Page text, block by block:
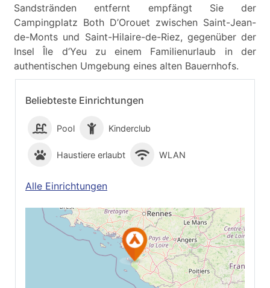
Beliebteste Einrichtungen
Pool Kinderclub
Haustiere erlaubt WLAN
Alle Einrichtungen
Sandstränden entfernt empfängt Sie der
Campingplatz Both D’Orouet zwischen Saint-Jean-
de-Monts und Saint-Hilaire-de-Riez, gegenüber der
Insel Île d‘Yeu zu einem Familienurlaub in der
authentischen Umgebung eines alten Bauernhofs.